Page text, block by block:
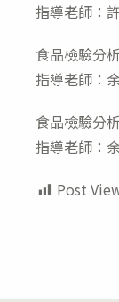
指導老師：
食品檢驗分
指導老師：
食品檢驗分
指導老師：
Post